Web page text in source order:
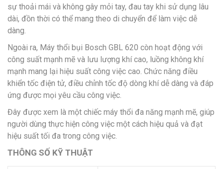
sự thoải mái và không gây mỏi tay, đau tay khi sử dụng lâu
dài, đồn thời có thể mang theo di chuyển để làm việc dễ
dàng.
Ngoài ra, Máy thổi bụi Bosch GBL 620 còn hoạt động với
công suất mạnh mẽ và lưu lượng khí cao, luồng không khí
mạnh mang lại hiệu suất công việc cao. Chức năng điều
khiển tốc điện tử, điều chỉnh tốc độ dòng khí dễ dàng và đáp
ứng được mọi yêu cầu công việc.
Đây được xem là một chiếc máy thổi đa năng mạnh mẽ, giúp
người dùng thực hiện công việc một cách hiệu quả và đạt
hiệu suất tối đa trong công việc.
THÔNG SỐ KỸ THUẬT